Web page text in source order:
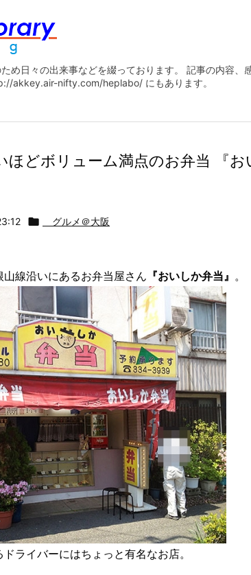
め日々の出来事などを綴っております。 記事の内容
akkey.air-nifty.com/heplabo/ にもあります。
ほどボリューム満点のお弁当 『お
 グルメ＠大阪
線沿いにあるお弁当屋さん 『おいしか弁当』 。
ライバーにはちょっと有名なお店。